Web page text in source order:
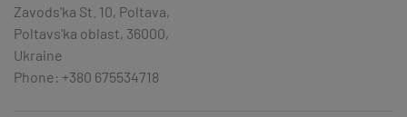
Zavods'ka St. 10, Poltava,
Poltavs'ka oblast, 36000,
Ukraine
Phone: +380 675534718